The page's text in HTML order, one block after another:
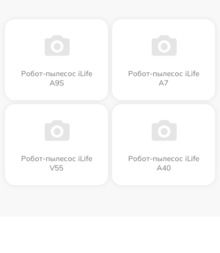
Робот-пылесос iLife
A9S
Робот-пылесос iLife
A7
Робот-пылесос iLife
V55
Робот-пылесос iLife
A40